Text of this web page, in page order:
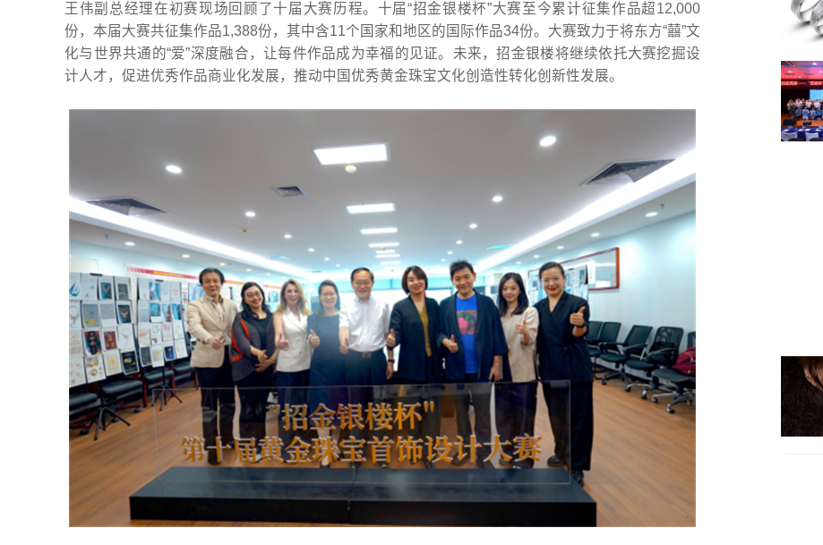
王伟副总经理在初赛现场回顾了十届大赛历程。十届“招金银楼杯”大赛至今累计征集作品超12,000
份，本届大赛共征集作品1,388份，其中含11个国家和地区的国际作品34份。大赛致力于将东方“囍”文
化与世界共通的“爱”深度融合，让每件作品成为幸福的见证。未来，招金银楼将继续依托大赛挖掘设
计人才，促进优秀作品商业化发展，推动中国优秀黄金珠宝文化创造性转化创新性发展。